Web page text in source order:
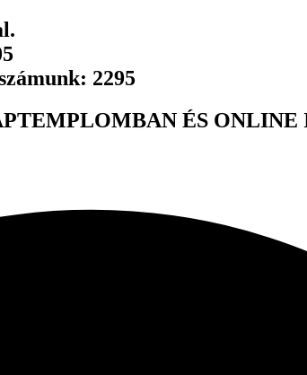
2295
ÉS ONLINE